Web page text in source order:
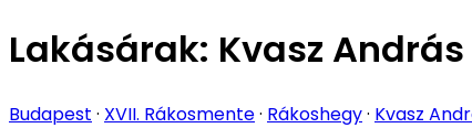
Lakásárak: Kvasz
Budapest · XVII. Rákosmente· Rákoshegy· Kvasz